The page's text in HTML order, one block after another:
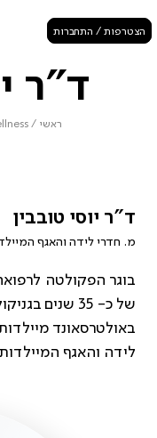
הצטרפות / התחברות
ד"ר
ראשי /
ד"ר יוסי טובבין
מ. חדרי לידה והאגף
בוגר הפקולטה
של כ- 35 שנים
באולטרסאונד
לידה והאגף